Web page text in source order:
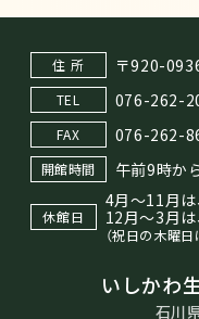
住 所 〒920-
TEL 076-262-
FAX 076-262-
開館時間 午前9時か
休館日
4月～11月は
12月～3月は
（祝日の木曜日
いしかわ
石川